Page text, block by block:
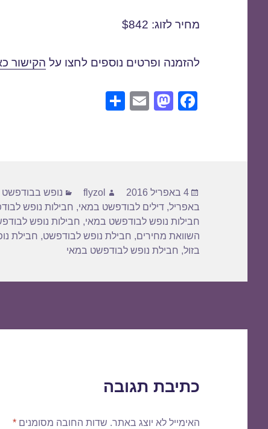
מחיר לזוג: $842
להזמנה ופרטים נוספים לחצו על הקישור
F
o
o
k
M
o
n
E
פורסם
בתאריך
4 באפריל 2016 מחבר
flyzol קטגוריות
נופש בבודפשט
באפריל,דילים לבודפשט במאי, חבילות נופש
חבילות נופש לבודפשט במאי, חבילות נופש
השוואת מחירים, חבילת נופש לבודפשט, חבילת
בזול, חבילת נופש לבודפשט במאי
כתיבת תגובה
האימייל לא יוצג באתר. שדות החובה מסומנים*